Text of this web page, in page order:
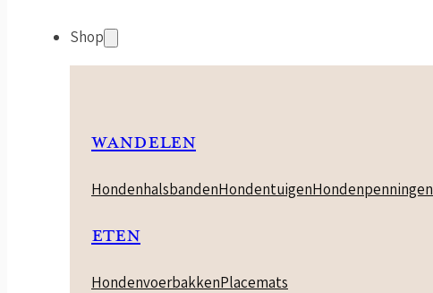
Shop
WANDELEN
HondenhalsbandenHondentuigenHondenpenningen
ETEN
HondenvoerbakkenPlacemats